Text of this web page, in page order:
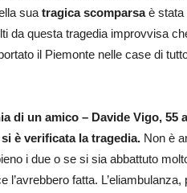
sua tragica scomparsaè stata
da questa tragedia improvvisa
il Piemonte nelle case di
di un amico – Davide Vigo,
è verificata la tragedia. Non è
i due o se si sia abbattuto
l’avrebbero fatta.